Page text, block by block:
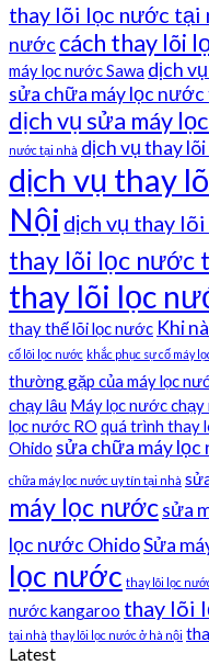
thay lõi lọc nước tại
nước cách thay lõi
máy lọc nước Sawa dịch
sửa chữa máy lọc
dịch vụ sửa máy
nước tại nhà dịch vụ thay lõi
dịch vụ thay
Nội dịch vụ thay
thay lõi lọc nước
thay lõi lọc
thay thế lõi lọc nước Khi
cố lõi lọc nước khắc phục sự cố máy
thường gặp của máy lọc
chạy lâu Máy lọc nước
lọc nước RO quá trình thay
Ohido sửa chữa máy lọc
chữa máy lọc nước uy tín tại nhà
máy lọc nướcsửa
lọc nước OhidoSửa
lọc nước thay lõi lọc
nước kangaroo thay lõi
tại nhà thay lõi lọc nước ở hà nội
Latest